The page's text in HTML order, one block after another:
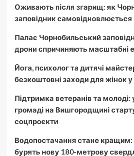
Оживають після згарищ: як
заповідник
Палає Чорнобильський
дрони спричиняють масштабні
Йога, психолог та дитячі
безкоштовні заходи для жінок
Підтримка ветеранів та молоді:
громаді на Вишгородщині
соцпроєкти
Водопостачання стане кращим:
бурять нову 180-метрову